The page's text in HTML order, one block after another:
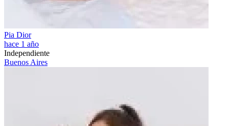
Pia Dior
hace 1 año
Independiente
Buenos Aires